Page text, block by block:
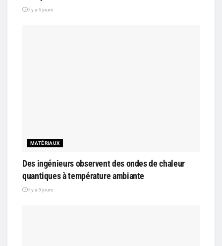
il y a 4 jours
MATÉRIAUX
Des ingénieurs observent des ondes de chaleur
quantiques à température ambiante
il y a 5 jours